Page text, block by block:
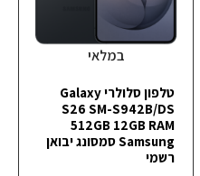
במלאי
טלפון סלולרי Galaxy
S26 SM-S942B/DS
512GB 12GB RAM
Samsung סמסונג יבואן
רשמי